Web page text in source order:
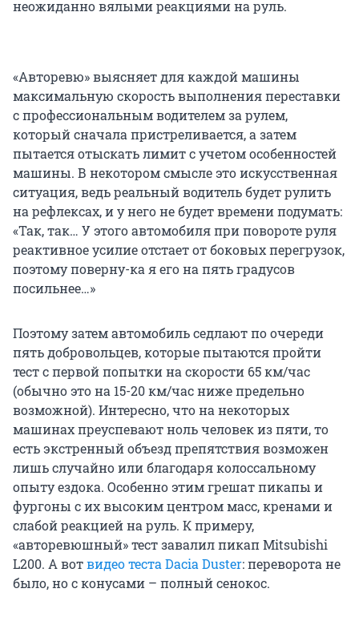
неожиданно вялыми реакциями на руль.
«Авторевю» выясняет для каждой машины
максимальную скорость выполнения переставки
с профессиональным водителем за рулем,
который сначала пристреливается, а затем
пытается отыскать лимит с учетом особенностей
машины. В некотором смысле это искусственная
ситуация, ведь реальный водитель будет рулить
на рефлексах, и у него не будет времени подумать:
«Так, так… У этого автомобиля при повороте руля
реактивное усилие отстает от боковых перегрузок,
поэтому поверну-ка я его на пять градусов
посильнее…»
Поэтому затем автомобиль седлают по очереди
пять добровольцев, которые пытаются пройти
тест с первой попытки на скорости 65 км/час
(обычно это на 15-20 км/час ниже предельно
возможной). Интересно, что на некоторых
машинах преуспевают ноль человек из пяти, то
есть экстренный объезд препятствия возможен
лишь случайно или благодаря колоссальному
опыту ездока. Особенно этим грешат пикапы и
фургоны с их высоким центром масс, кренами и
слабой реакцией на руль. К примеру,
«авторевюшный» тест завалил пикап Mitsubishi
L200. А вотвидео теста Dacia Duster: переворота не
было, но с конусами – полный сенокос.